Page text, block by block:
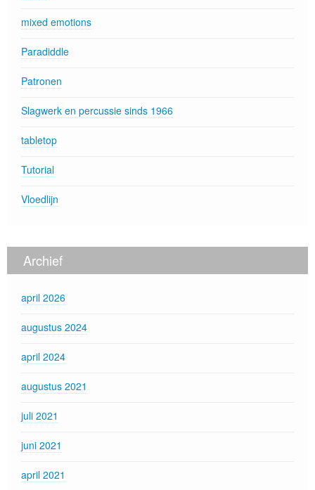
mixed emotions
Paradiddle
Patronen
Slagwerk en percussie sinds 1966
tabletop
Tutorial
Vloedlijn
Archief
april 2026
augustus 2024
april 2024
augustus 2021
juli 2021
juni 2021
april 2021